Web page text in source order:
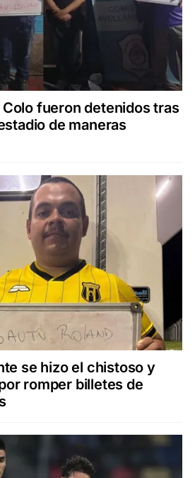
fueron detenidos tras
de maneras
se hizo el chistoso y
romper billetes de